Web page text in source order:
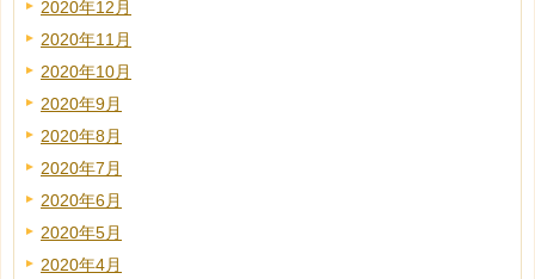
2020年12月
2020年11月
2020年10月
2020年9月
2020年8月
2020年7月
2020年6月
2020年5月
2020年4月